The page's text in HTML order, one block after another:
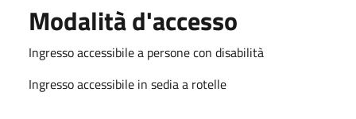
Modalità d'accesso
Ingresso accessibile a persone con disabilità
Ingresso accessibile in sedia a rotelle